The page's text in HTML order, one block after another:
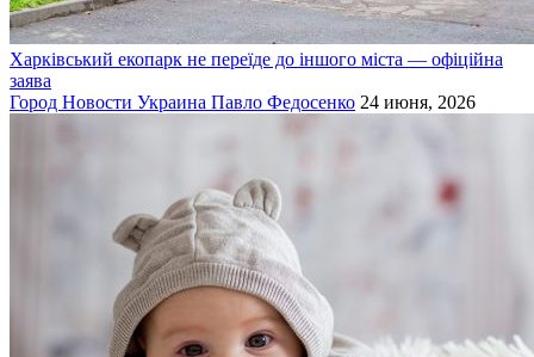
Харківський екопарк не переїде до іншого міста — офіційна
заява
Город Новости Украина Павло Федосенко 24 июня, 2026